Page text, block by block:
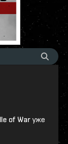
of War уже